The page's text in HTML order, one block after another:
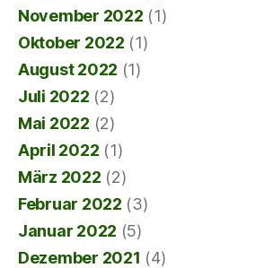
November 2022 (1)
Oktober 2022 (1)
August 2022 (1)
Juli 2022 (2)
Mai 2022 (2)
April 2022 (1)
März 2022 (2)
Februar 2022 (3)
Januar 2022 (5)
Dezember 2021 (4)